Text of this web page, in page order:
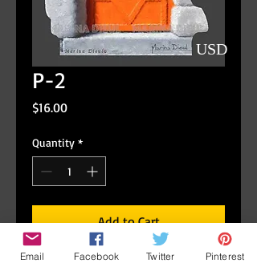
P-2
$16.00Price
Quantity *
Add to Cart
USD
Email Facebook Twitter Pinterest